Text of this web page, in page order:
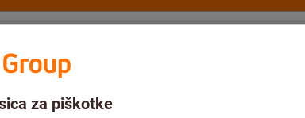
Svetovanje in podpora